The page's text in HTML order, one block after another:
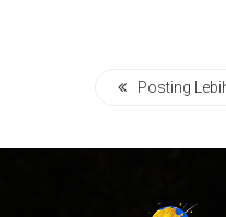
Posting